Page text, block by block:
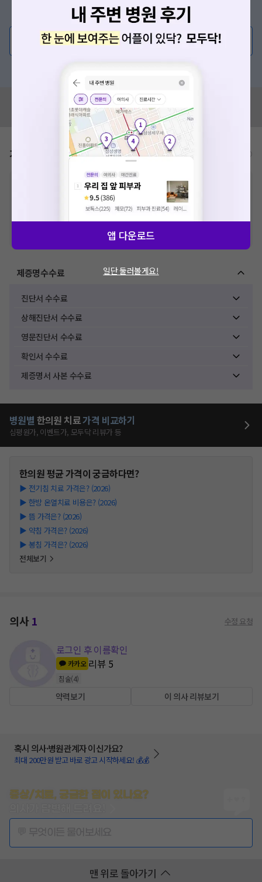
증상/치료, 궁금한 점이 있나요?
의사가 직접 답해드려요!
💬 무엇이든 물어보세요
혹시 잘못된 병원정보가 있나요?
모두닥 팀에 알려주세요!
가격표 비급여/급여 진료란?
비급여 항목의 경우,추가비용 등으로 실제 가격과 상이할 수 있으니, 정확
한 가격은 해당 의료기관에 직접 문의해주세요.
건강보험심사평가원 에 고지되어 있는 급여 진료 기준 가
격입니다. (진료와 연관된 복합적인 비용이 추가되어, 병원마다 금액이 다르게
산정될 수 있는 점 참고 바랍니다.)
VAT 포함
제증명수수료
진단서 수수료
상해진단서 수수료
영문진단서 수수료
확인서 수수료
제증명서 사본 수수료
병원별 한의원 치료가격 비교하기
심평원가, 이벤트가, 모두닥 리뷰가 등
한의원평균 가격이 궁금하다면?
▶ 전기침 치료 가격은? (2026)
▶ 한방 온열치료 비용은? (2026)
▶ 뜸 가격은? (2026)
▶ 약침 가격은? (2026)
▶ 봉침 가격은? (2026)
전체보기
의사1 수정 요청
로그인 후 이름확인
카카오 리뷰 5
침술(4)
약력보기 이 의사 리뷰보기
혹시 의사·병원관계자 이신가요?
최대 200만원 받고 바로 광고 시작하세요! 💰💰
증상/치료, 궁금한 점이 있나요?
맨 위로 돌아가기
앱 다운로드
일단 둘러볼게요!